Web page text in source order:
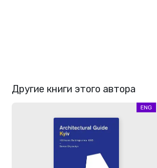
Другие книги этого автора
ENG